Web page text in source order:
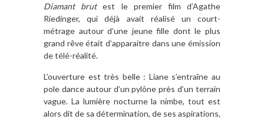
Diamant brutest le premier film d’Agathe
Riedinger, qui déjà avait réalisé un court-
métrage autour d’une jeune fille dont le plus
grand rêve était d’apparaitre dans une émission
de télé-réalité.
L’ouverture est très belle : Liane s’entraîne au
pole dance autour d’un pylône près d’un terrain
vague. La lumière nocturne la nimbe, tout est
alors dit de sa détermination, de ses aspirations,